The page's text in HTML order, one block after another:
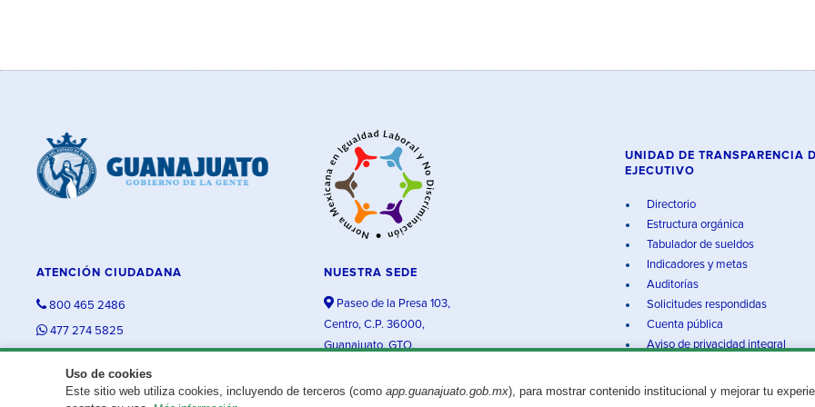
Uso de cookies
Este sitio web utiliza cookies, incluyendo de terceros (como app.guanajuato.gob.mx), para mostrar contenido institucional y mejorar tu
ATENCIÓN CIUDADANA
800 465 2486
477 274 5825
NUESTRA SEDE
Paseo de la Presa 103,
Centro, C.P. 36000,
Guanajuato, GTO.
UNIDAD DE TRANSPARENCIA
EJECUTIVO
Directorio
Estructura orgánica
Tabulador de sueldos
Indicadores y metas
Auditorías
Solicitudes respondidas
Cuenta pública
Aviso de privacidad integral
¿Existe algún problema con esta página?Repórtalo aquí. Aviso legal© 2025 Gobierno del Estado de Guanajuato